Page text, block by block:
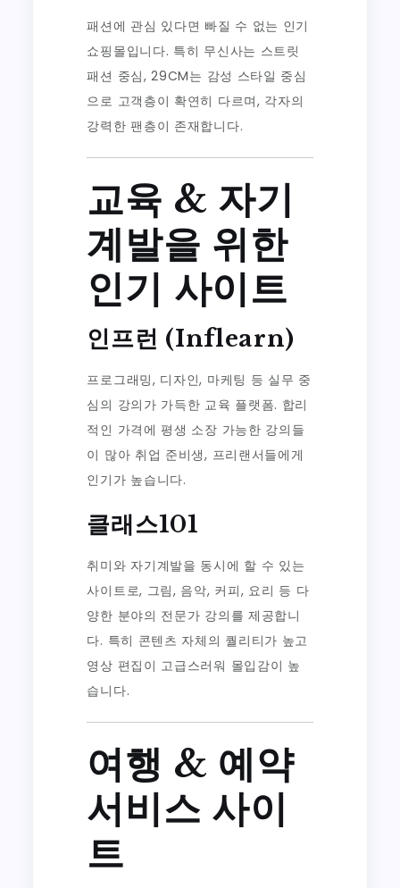
패션에 관심 있다면 빠질 수 없는 인기
쇼핑몰입니다. 특히 무신사는 스트릿
패션 중심, 29CM는 감성 스타일 중심
으로 고객층이 확연히 다르며, 각자의
강력한 팬층이 존재합니다.
교육 & 자기
계발을 위한
인기 사이트
인프런 (Inflearn)
프로그래밍, 디자인, 마케팅 등 실무 중
심의 강의가 가득한 교육 플랫폼. 합리
적인 가격에 평생 소장 가능한 강의들
이 많아 취업 준비생, 프리랜서들에게
인기가 높습니다.
클래스101
취미와 자기계발을 동시에 할 수 있는
사이트로, 그림, 음악, 커피, 요리 등 다
양한 분야의 전문가 강의를 제공합니
다. 특히 콘텐츠 자체의 퀄리티가 높고
영상 편집이 고급스러워 몰입감이 높
습니다.
여행 & 예약
서비스 사이
트